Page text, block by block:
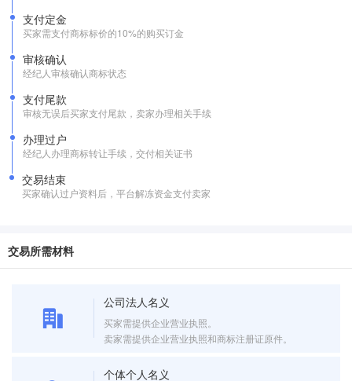
支付定金
买家需支付商标标价的10%的购买订金
审核确认
经纪人审核确认商标状态
支付尾款
审核无误后买家支付尾款，卖家办理相关手续
办理过户
经纪人办理商标转让手续，交付相关证书
交易结束
买家确认过户资料后，平台解冻资金支付卖家
交易所需材料
公司法人名义
买家需提供企业营业执照。
卖家需提供企业营业执照和商标注册证原件。
个体个人名义